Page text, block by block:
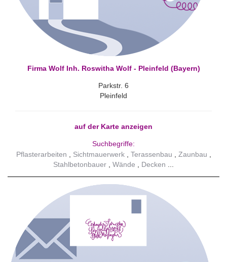
Firma Wolf Inh. Roswitha Wolf - Pleinfeld (Bayern)
Parkstr. 6
Pleinfeld
auf der Karte anzeigen
Suchbegriffe:
Pflasterarbeiten
Sichtmauerwerk Terassenbau
Zaunbau
Stahlbetonbauer
Wände Decken